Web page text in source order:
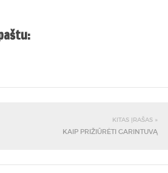
KITAS ĮRAŠAS »
KAIP PRIŽIŪRĖTI GARINTUVĄ